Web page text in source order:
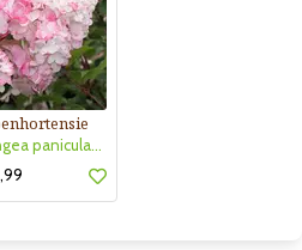
Hydrangea paniculata 'Vanille Fraise'